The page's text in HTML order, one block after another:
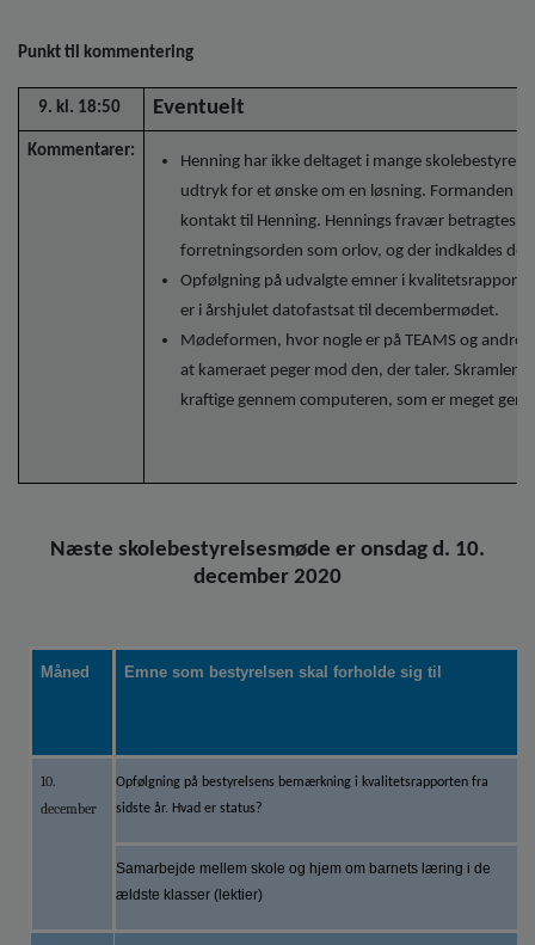
Punkt til kommentering
9. kl. 18:50 Eventuelt
Kommentarer:
Henning har ikke deltaget i mange
udtryk for et ønske om en løsning. Formanden
kontakt til Henning. Hennings fravær betragtes
forretningsorden som orlov, og der indkaldes
Opfølgning på udvalgte emner i
er i årshjulet datofastsat til decembermødet.
Mødeformen, hvor nogle er på TEAMS og andre
at kameraet peger mod den, der taler. Skramlen
kraftige gennem computeren, som er meget
Næste skolebestyrelsesmøde er onsdag d. 10.
december 2020
Måned Emne som bestyrelsen skal forholde sig til
10.
december
Opfølgning på bestyrelsens bemærkning i kvalitetsrapporten fra
sidste år. Hvad er status?
Samarbejde mellem skole og hjem om barnets læring i de
ældste klasser (lektier)